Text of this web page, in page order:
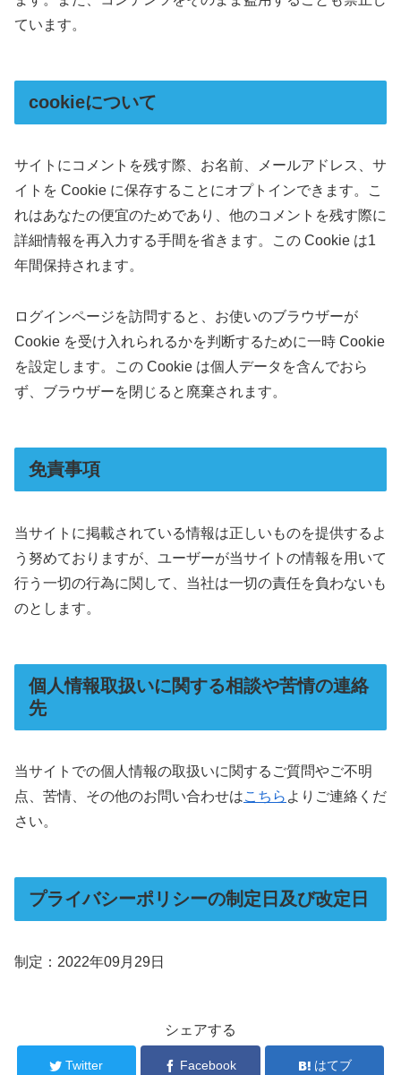
ています。
cookieについて
サイトにコメントを残す際、お名前、メールアドレス、サ
イトを Cookie に保存することにオプトインできます。こ
れはあなたの便宜のためであり、他のコメントを残す際に
詳細情報を再入力する手間を省きます。この Cookie は1
年間保持されます。
ログインページを訪問すると、お使いのブラウザーが
Cookie を受け入れられるかを判断するために一時 Cookie
を設定します。この Cookie は個人データを含んでおら
ず、ブラウザーを閉じると廃棄されます。
免責事項
当サイトに掲載されている情報は正しいものを提供するよ
う努めておりますが、ユーザーが当サイトの情報を用いて
行う一切の行為に関して、当社は一切の責任を負わないも
のとします。
個人情報取扱いに関する相談や苦情の連絡
先
当サイトでの個人情報の取扱いに関するご質問やご不明
点、苦情、その他のお問い合わせはこちら よりご連絡くだ
さい。
プライバシーポリシーの制定日及び改定日
制定：2022年09月29日
シェアする
Twitter Facebook はてブ